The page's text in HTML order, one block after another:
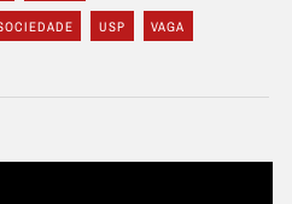
USP VAGA